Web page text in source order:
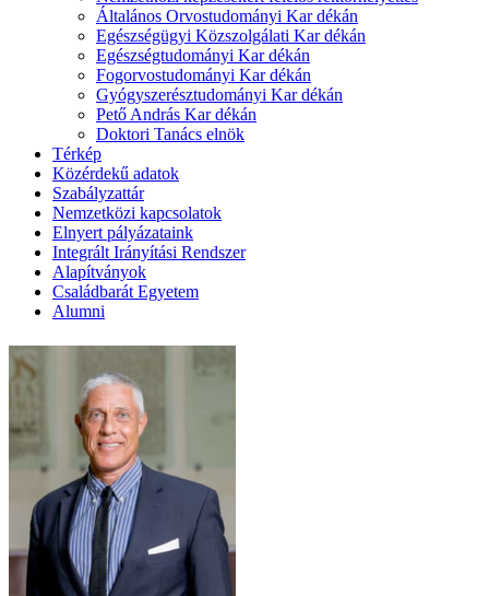
Általános Orvostudományi Kar dékán
Egészségügyi Közszolgálati Kar dékán
Egészségtudományi Kar dékán
Fogorvostudományi Kar dékán
Gyógyszerésztudományi Kar dékán
Pető András Kar dékán
Doktori Tanács elnök
Térkép
Közérdekű adatok
Szabályzattár
Nemzetközi kapcsolatok
Elnyert pályázataink
Integrált Irányítási Rendszer
Alapítványok
Családbarát Egyetem
Alumni